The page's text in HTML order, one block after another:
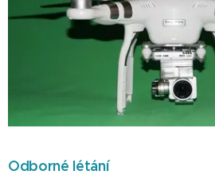
Odborné létání